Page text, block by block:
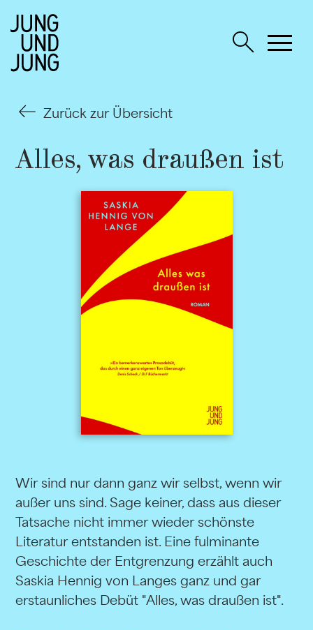
Zurück zur Übersicht
Alles, was draußen ist
Wir sind nur dann ganz wir selbst, wenn wir
außer uns sind. Sage keiner, dass aus dieser
Tatsache nicht immer wieder schönste
Literatur entstanden ist. Eine fulminante
Geschichte der Entgrenzung erzählt auch
Saskia Hennig von Langes ganz und gar
erstaunliches Debüt "Alles, was draußen ist".